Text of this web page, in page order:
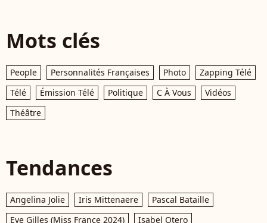
Mots clés
People Personnalités Françaises Photo
Zapping Télé
Télé
Émission Télé Politique C À Vous
Vidéos
Théâtre
Tendances
Angelina Jolie Iris Mittenaere
Pascal Bataille
Eve Gilles (Miss France 2024)
Isabel Otero